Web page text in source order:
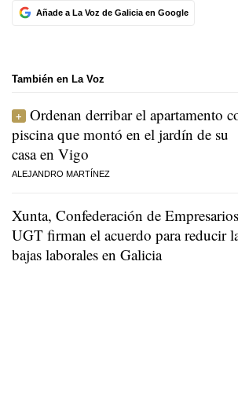
Añade a La Voz de Galicia en Google
También en La Voz
Ordenan derribar el apartamento
piscina que montó en el jardín de su
casa en Vigo
ALEJANDRO MARTÍNEZ
Xunta, Confederación de
UGT firman el acuerdo para reducir
bajas laborales en Galicia